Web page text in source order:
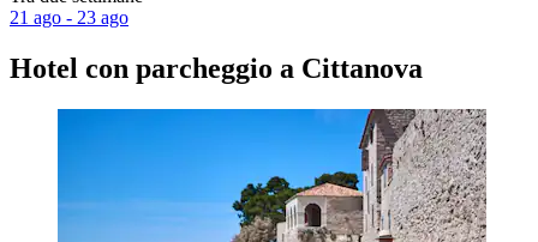
21 ago - 23 ago
Hotel con parcheggio a Cittanova